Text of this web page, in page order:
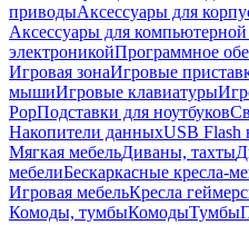
приводыАксессуары для
Аксессуары для
электроникойПрограммное
Игровая зонаИгровые
мышиИгровые клавиатуры
PopПодставки для ноутбуков
Накопители данныхUSB Flash
Мягкая мебельДиваны, тахты
мебелиБескаркасные кресла-
Игровая мебельКресла
Комоды, тумбыКомодыТумбы